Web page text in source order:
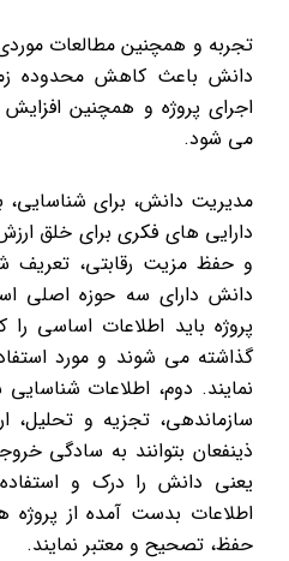
تجربه و همچنین مطالعات
دانش باعث کاهش محدوده
اجرای پروژه و همچنین
می شود.
مدیریت دانش، برای شناسایی،
دارایی های فکری برای خلق
و حفظ مزیت رقابتی، تعریف
دانش دارای سه حوزه اصلی
پروژه باید اطلاعات اساسی
گذاشته می شوند و مورد
نمایند. دوم، اطلاعات
سازماندهی، تجزیه و تحلیل،
ذینفعان بتوانند به سادگی
یعنی دانش را درک و
اطلاعات بدست آمده از پروژه
حفظ، تصحیح و معتبر نمایند.